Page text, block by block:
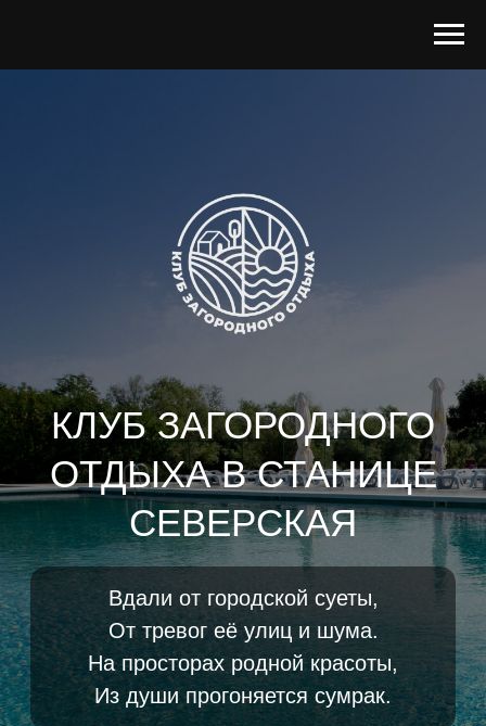
Оставить заявку
КЛУБ ЗАГОРОДНОГО
ОТДЫХА В СТАНИЦЕ
СЕВЕРСКАЯ
Вдали от городской суеты,
От тревог её улиц и шума.
На просторах родной красоты,
Из души прогоняется сумрак.